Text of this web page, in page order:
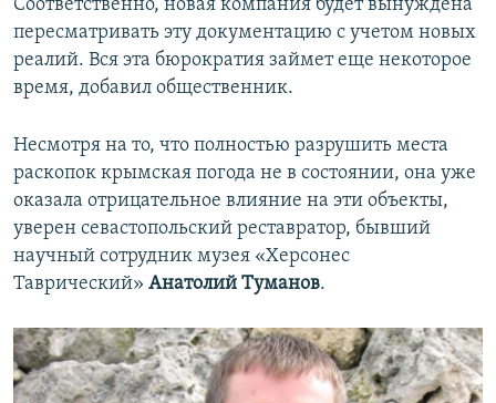
Соответственно, новая компания будет вынуждена
пересматривать эту документацию с учетом новых
реалий. Вся эта бюрократия займет еще некоторое
время, добавил общественник.
Несмотря на то, что полностью разрушить места
раскопок крымская погода не в состоянии, она уже
оказала отрицательное влияние на эти объекты,
уверен севастопольский реставратор, бывший
научный сотрудник музея «Херсонес
Таврический» Анатолий Туманов.